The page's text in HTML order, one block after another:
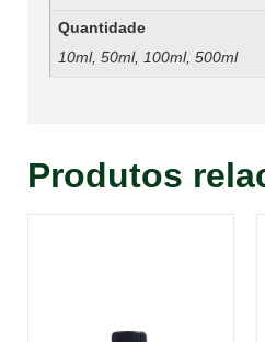
Quantidade
10ml, 50ml, 100ml, 500ml
Produtos